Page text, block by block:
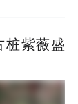
桩紫薇盛